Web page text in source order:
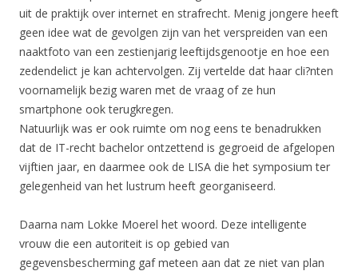
uit de praktijk over internet en strafrecht. Menig jongere heeft
geen idee wat de gevolgen zijn van het verspreiden van een
naaktfoto van een zestienjarig leeftijdsgenootje en hoe een
zedendelict je kan achtervolgen. Zij vertelde dat haar cli?nten
voornamelijk bezig waren met de vraag of ze hun
smartphone ook terugkregen.
Natuurlijk was er ook ruimte om nog eens te benadrukken
dat de IT-recht bachelor ontzettend is gegroeid de afgelopen
vijftien jaar, en daarmee ook de LISA die het symposium ter
gelegenheid van het lustrum heeft georganiseerd.
Daarna nam Lokke Moerel het woord. Deze intelligente
vrouw die een autoriteit is op gebied van
gegevensbescherming gaf meteen aan dat ze niet van plan